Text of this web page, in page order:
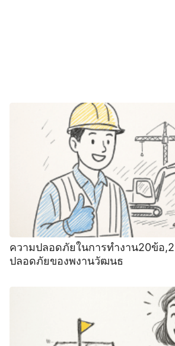
ความปลอดภัยในการทํางาน20ข้อ
ปลอดภัยของพงานวัฒนธ